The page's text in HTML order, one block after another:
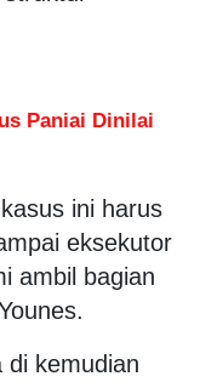
Paniai Dinilai
ini harus
eksekutor
ambil bagian
di kemudian